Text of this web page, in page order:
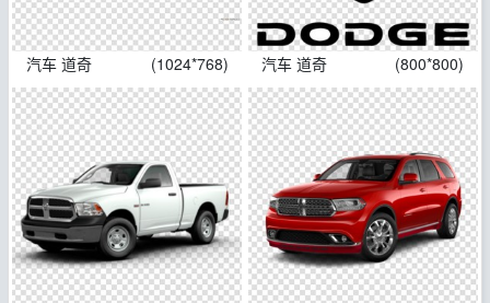
汽车 道奇 (1024*768) 汽车 道奇 (800*800)